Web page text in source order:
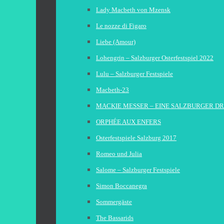
Lady Macbeth von Mzensk
Le nozze di Figaro
Liebe (Amour)
Lohengrin – Salzburger Osterfestspiel 2022
Lulu – Salzburger Festspiele
Macbeth-23
MACKIE MESSER – EINE SALZBURGER
ORPHÉE AUX ENFERS
Osterfestspiele Salzburg 2017
Romeo und Julia
Salome – Salzburger Festspiele
Simon Boccanegra
Sommergäste
The Bassarids